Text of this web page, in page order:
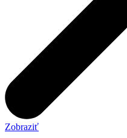
Zobraziť